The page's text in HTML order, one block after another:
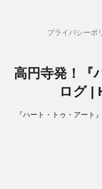
プライバシーポ
高円寺発！『
ログ |
『ハート・トゥ・アート